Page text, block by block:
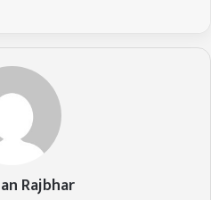
Rajbhar